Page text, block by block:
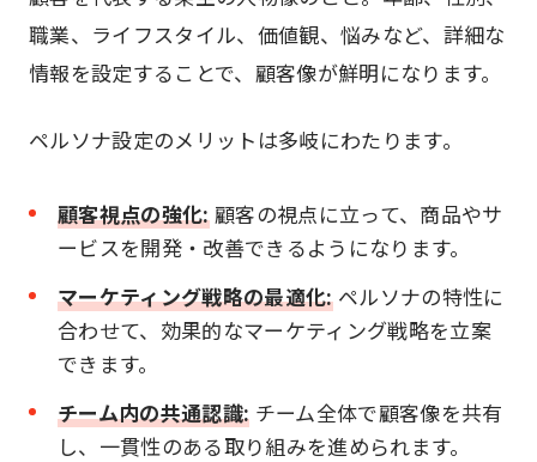
職業、ライフスタイル、価値観、悩みなど、詳細な
情報を設定することで、顧客像が鮮明になります。
ペルソナ設定のメリットは多岐にわたります。
顧客視点の強化:顧客の視点に立って、商品やサ
ービスを開発・改善できるようになります。
マーケティング戦略の最適化:ペルソナの特性に
合わせて、効果的なマーケティング戦略を立案
できます。
チーム内の共通認識: チーム全体で顧客像を共有
し、一貫性のある取り組みを進められます。